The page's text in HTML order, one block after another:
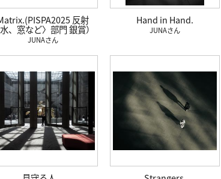
反射
水、窓など〉部門 銀賞）
JUNA
Hand in Hand.
JUNA